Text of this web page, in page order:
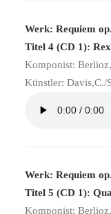
Werk: Requiem
Titel 4 (CD 1):
Komponist:
Künstler: Davis,C./
Werk: Requiem
Titel 5 (CD 1):
Komponist: